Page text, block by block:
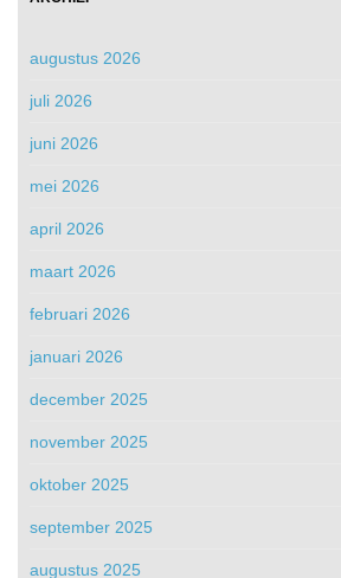
augustus 2026
juli 2026
juni 2026
mei 2026
april 2026
maart 2026
februari 2026
januari 2026
december 2025
november 2025
oktober 2025
september 2025
augustus 2025